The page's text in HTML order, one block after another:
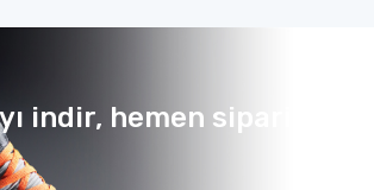
indir, hemen sipariş